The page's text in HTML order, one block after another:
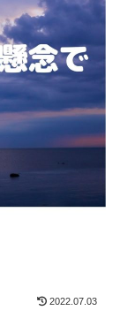
2022.07.03